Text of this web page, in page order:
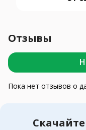
Отзывы
Пока нет отзывов о